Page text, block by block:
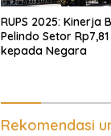
RUPS 2025: Kinerja
Pelindo Setor
kepada Negara
Rekomendasi